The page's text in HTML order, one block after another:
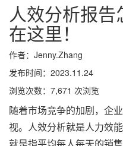
人效分析报
在这里！
作者：Jenny.Zhang
发布时间：2023.11.24
浏览次数：7,671 次浏览
随着市场竞争的加剧，企
视。人效分析就是人力效